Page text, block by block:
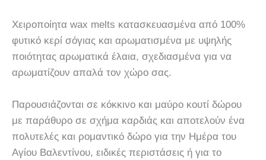
Χειροποίητα wax melts κατασκευασμένα από 100%
φυτικό κερί σόγιας και αρωματισμένα με υψηλής
ποιότητας αρωματικά έλαια, σχεδιασμένα για να
αρωματίζουν απαλά τον χώρο σας.
Παρουσιάζονται σε κόκκινο και μαύρο κουτί δώρου
με παράθυρο σε σχήμα καρδιάς και αποτελούν ένα
πολυτελές και ρομαντικό δώρο για την Ημέρα του
Αγίου Βαλεντίνου, ειδικές περιστάσεις ή για το